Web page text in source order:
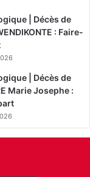
| Décès de
: Faire-
| Décès de
Marie Josephe :